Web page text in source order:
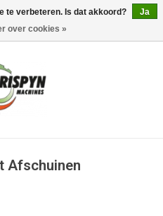
Mijn account / Registreren
Afschuinen
te verbeteren. Is dat akkoord?
Ja
over cookies »